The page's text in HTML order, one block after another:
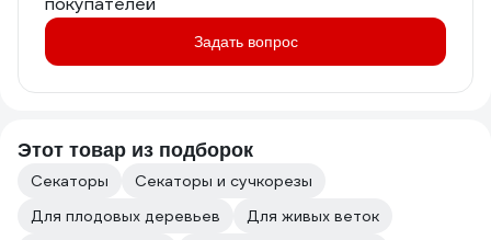
Задать вопрос
Этот товар из подборок
Секаторы
Секаторы и сучкорезы
Для плодовых деревьев
Для живых веток